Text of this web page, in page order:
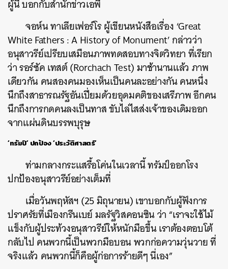
ผู้นี้บอกกับสำนักข่าวเอพี
จอห์นทาเลียเฟอร์โรผู้เขียนหนังสือเรื่อง‘Great
White Fathers : A History of Monument’กล่าวว่า
อนุสาวรีย์เปรียบเสมือนภาพทดสอบทางจิตวิทยาที่เรียก
ว่ารอร์ซัคเทสต์(Rorchach Test)มาช้านานแล้ว ภาพ
เดียวกันคนสองคนมองเห็นเป็นคนละอย่างกันคนหนึ่ง
นึกถึงสาธารณรัฐอันเปี่ยมด้วยอุดมคติของเสรีภาพอีกคน
นึกถึงการกดคนลงเป็นทาสขับไล่ไสส่งเจ้าของเดิมออก
จากแผ่นดินบรรพบุรุษ
‘ทรัมป์’ ปกป้อง ‘ประวัติศาสตร์’
ท่ามกลางกระแสรื้อโค่นในเวลานี้ทรัมป์ออกโรง
ปกป้องอนุสาวรีย์อย่างเต็มที่
เมื่อวันพฤหัสฯ (25มิถุนายน)เขาบอกกับผู้ฟังการ
ปราศรัยที่เมืองกรีนเบย์มลรัฐวิสคอนซินว่า“เราจะใช้ไม้
แข็งกับผู้ประท้วงอนุสาวรีย์ให้หนักมือขึ้นเราต้องตอบโต้
กลับไป คนพวกนี้เป็นพวกมือบอนพวกก่อความวุ่นวายที่
จริงแล้ว คนพวกนี้ก็คือผู้ก่อการร้ายดีๆนี่เอง”